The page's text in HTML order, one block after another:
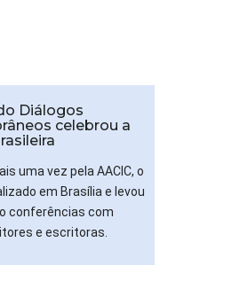
Diálogos
celebrou a
uma vez pela AACIC, o
em Brasília e levou
conferências com
e escritoras.